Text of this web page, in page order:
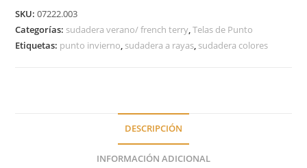
SKU:07222.003
Categorías: sudadera verano/ french terry,Telas de Punto
Etiquetas: punto invierno, sudadera a rayas, sudadera colores
DESCRIPCIÓN
INFORMACIÓN ADICIONAL